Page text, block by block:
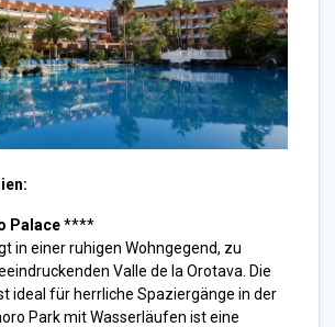
Palace****
in einer ruhigen Wohngegend, zu
Valle de la Orotava. Die
ideal für herrliche Spaziergänge in der
Park mit Wasserläufen ist eine